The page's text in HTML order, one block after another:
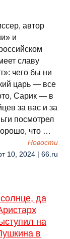
автор
и
славу
чего бы ни
царь — все
Сарик — в
за вас и за
посмотрел
что …
Новости
10, 2024 | 66.ru
да
на
в